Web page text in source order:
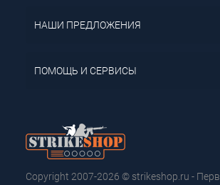
НАШИ ПРЕДЛОЖЕНИЯ
ПОМОЩЬ И СЕРВИСЫ
Copyright 2007-2026 © strikeshop.ru -